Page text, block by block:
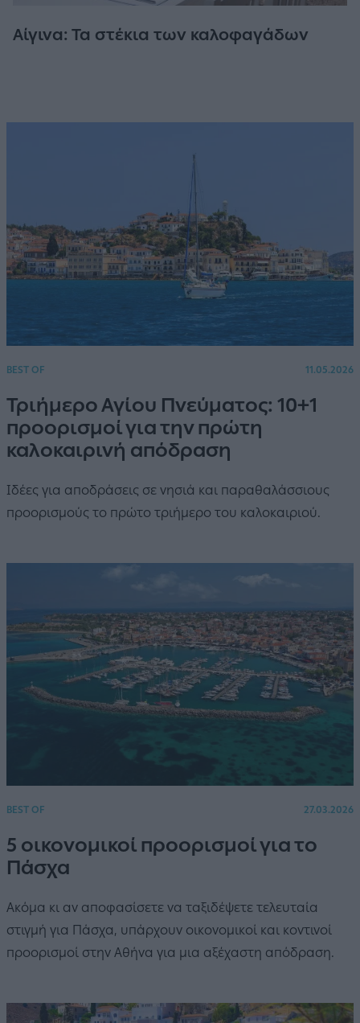
Αίγινα: Τα στέκια των καλοφαγάδων
BEST OF 11.05.2026
Τριήμερο Αγίου Πνεύματος: 10+1
προορισμοί για την πρώτη
καλοκαιρινή απόδραση
Ιδέες για αποδράσεις σε νησιά και παραθαλάσσιους
προορισμούς το πρώτο τριήμερο του καλοκαιριού.
BEST OF 27.03.2026
5 οικονομικοί προορισμοί για το
Πάσχα
Ακόμα κι αν αποφασίσετε να ταξιδέψετε τελευταία
στιγμή για Πάσχα, υπάρχουν οικονομικοί και κοντινοί
προορισμοί στην Αθήνα για μια αξέχαστη απόδραση.